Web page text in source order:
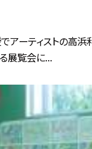
アーティストの高
展覧会に...